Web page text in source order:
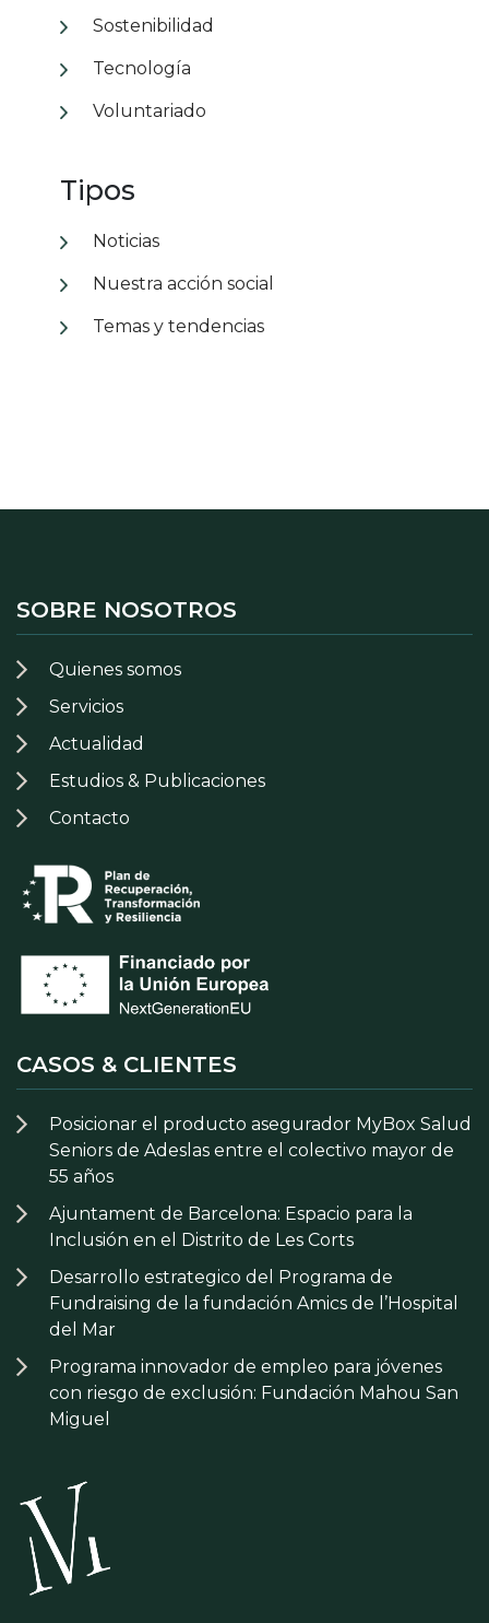
Sostenibilidad
Tecnología
Voluntariado
Tipos
Noticias
Nuestra acción social
Temas y tendencias
SOBRE NOSOTROS
Quienes somos
Servicios
Actualidad
Estudios & Publicaciones
Contacto
CASOS & CLIENTES
Posicionar el producto asegurador MyBox Salud
Seniors de Adeslas entre el colectivo mayor de
55 años
Ajuntament de Barcelona: Espacio para la
Inclusión en el Distrito de Les Corts
Desarrollo estrategico del Programa de
Fundraising de la fundación Amics de l’Hospital
del Mar
Programa innovador de empleo para jóvenes
con riesgo de exclusión: Fundación Mahou San
Miguel